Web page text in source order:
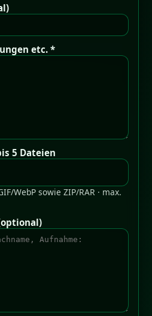
etc. *
5 Dateien
WebP sowie ZIP/RAR · max.